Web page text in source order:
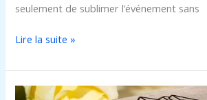
seulement de sublimer l’événement sans
Lire la suite »
Boîte